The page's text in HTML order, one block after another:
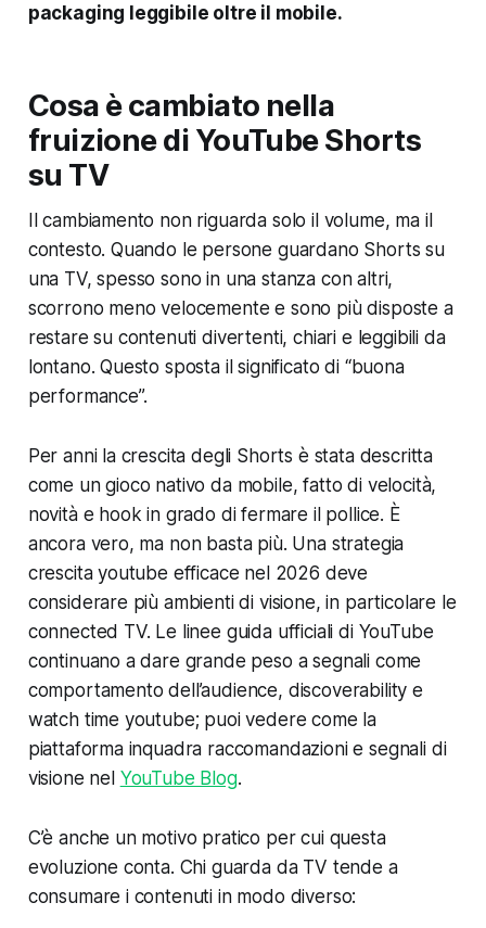
packaging leggibile oltre il mobile.
Cosa è cambiato nella
fruizione di YouTube Shorts
su TV
Il cambiamento non riguarda solo il volume, ma il
contesto. Quando le persone guardano Shorts su
una TV, spesso sono in una stanza con altri,
scorrono meno velocemente e sono più disposte a
restare su contenuti divertenti, chiari e leggibili da
lontano. Questo sposta il significato di “buona
performance”.
Per anni la crescita degli Shorts è stata descritta
come un gioco nativo da mobile, fatto di velocità,
novità e hook in grado di fermare il pollice. È
ancora vero, ma non basta più. Una strategia
crescita youtube efficace nel 2026 deve
considerare più ambienti di visione, in particolare le
connected TV. Le linee guida ufficiali di YouTube
continuano a dare grande peso a segnali come
comportamento dell’audience, discoverability e
watch time youtube; puoi vedere come la
piattaforma inquadra raccomandazioni e segnali di
visione nel YouTube Blog.
C’è anche un motivo pratico per cui questa
evoluzione conta. Chi guarda da TV tende a
consumare i contenuti in modo diverso: